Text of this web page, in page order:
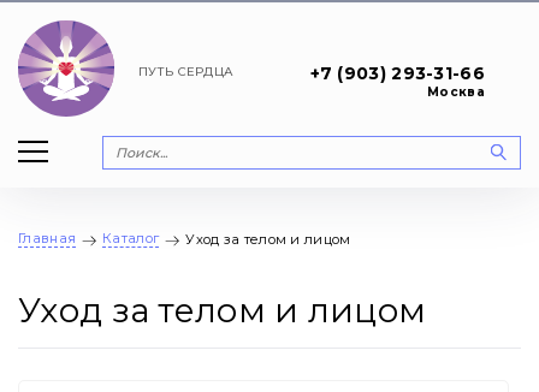
ПУТЬ СЕРДЦА +7 (903) 293-31-66
Москва
Главная Каталог Уход за телом и лицом
Уход за телом и лицом